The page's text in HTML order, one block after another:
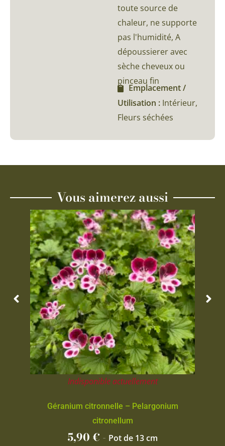
toute source de
chaleur, ne supporte
pas l'humidité, A
dépoussierer avec
sèche cheveux ou
pinceau fin
Emplacement /
Utilisation : Intérieur,
Fleurs séchées
Vous aimerez aussi
Indisponible actuellement
Géranium citronnelle – Pelargonium
citronellum
5,90€ - Pot de 13 cm